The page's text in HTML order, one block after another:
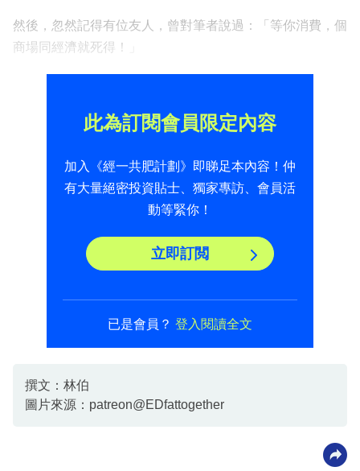
然後，忽然記得有位友人，曾對筆者說過：「等你消費，個
商場同經濟就死得！」
此為訂閱會員限定內容
加入《經一共肥計劃》即睇足本內容！仲
有大量絕密投資貼士、獨家專訪、會員活
動等緊你！
立即訂閲
已是會員？ 登入閱讀全文
撰文：林伯
圖片來源：patreon@EDfattogether